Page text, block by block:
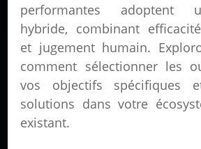
performantes adoptent
hybride, combinant
et jugement humain.
comment sélectionner les
vos objectifs spécifiques
solutions dans votre
existant.